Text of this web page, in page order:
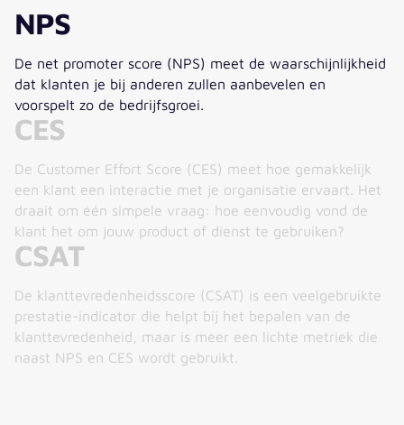
NPS
De net promoter score (NPS) meet de waarschijnlijkheid
dat klanten je bij anderen zullen aanbevelen en
voorspelt zo de bedrijfsgroei.
CES
De Customer Effort Score (CES) meet hoe gemakkelijk
een klant een interactie met je organisatie ervaart. Het
draait om één simpele vraag: hoe eenvoudig vond de
klant het om jouw product of dienst te gebruiken?
CSAT
De klanttevredenheidsscore (CSAT) is een veelgebruikte
prestatie-indicator die helpt bij het bepalen van de
klanttevredenheid, maar is meer een lichte metriek die
naast NPS en CES wordt gebruikt.